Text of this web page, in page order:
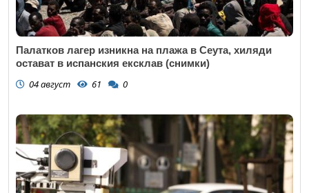
Палатков лагер изникна на плажа в Сеута, хиляди
остават в испанския ексклав (снимки)
04 август 61 0